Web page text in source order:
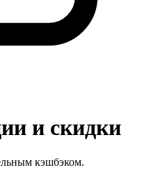
и скидки
кэшбэком.